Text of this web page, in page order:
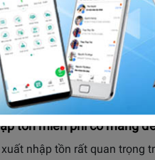
tồn miễn phí liệu
sản lưu động. Vì thế theo
trôi chảy, tránh thất thoát
miễn phí có thực sự hiệu
tồn miễn phí có mang
nhập tồn rất quan trọng